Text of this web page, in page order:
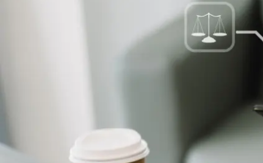
Advocatenwet tot de
(Voda) en de Regeling op de